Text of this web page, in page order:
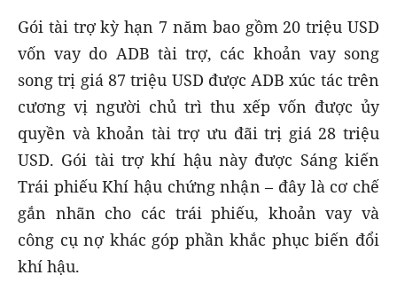
Gói tài trợ kỳ hạn 7 năm bao gồm 20 triệu USD
vốn vay do ADB tài trợ, các khoản vay song
song trị giá 87 triệu USD được ADB xúc tác trên
cương vị người chủ trì thu xếp vốn được ủy
quyền và khoản tài trợ ưu đãi trị giá 28 triệu
USD. Gói tài trợ khí hậu này được Sáng kiến
Trái phiếu Khí hậu chứng nhận – đây là cơ chế
gắn nhãn cho các trái phiếu, khoản vay và
công cụ nợ khác góp phần khắc phục biến đổi
khí hậu.